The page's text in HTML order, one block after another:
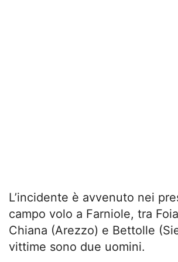
L’incidente è avvenuto nei
campo volo a Farniole, tra
Chiana (Arezzo) e Bettolle
vittime sono due uomini.